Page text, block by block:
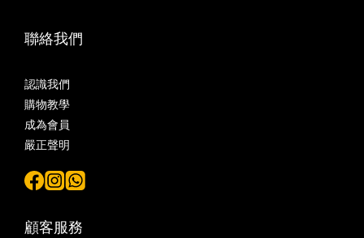
聯絡我們
認識我們
購物教學
成為會員
嚴正聲明
顧客服務